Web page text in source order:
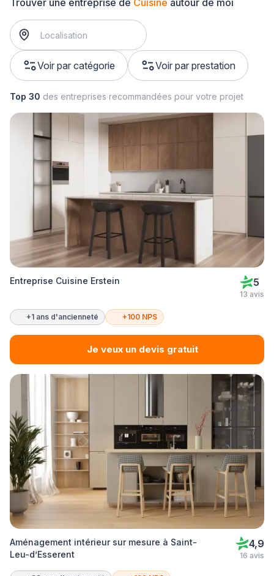
Trouver une entreprise de Cuisine autour de moi
Voir par catégorie Voir par prestation
Top 30 des entreprises recommandées pour votre projet
Entreprise Cuisine Erstein 5
13 avis
+1 ans d'ancienneté +100 NPS
Je veux un devis gratuit
Aménagement intérieur sur mesure à Saint-
Leu-d’Esserent
4,9
16 avis